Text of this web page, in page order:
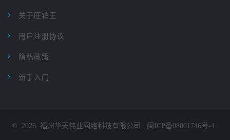
关于旺销王
用户注册协议
隐私政策
新手入门
© 2026 福州华天伟业网络科技有限公司 . 闽ICP备08001746号-4.